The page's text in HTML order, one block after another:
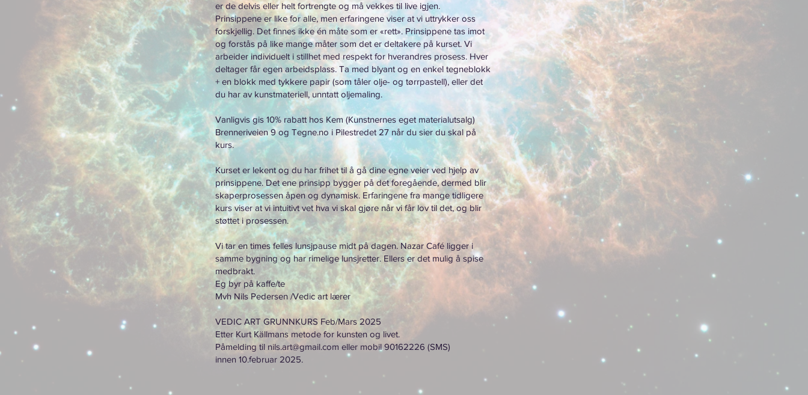
er de delvis eller helt fortrengte og må vekkes til live igjen.
Prinsippene er like for alle, men erfaringene viser at vi uttrykker oss
forskjellig. Det finnes ikke én måte som er «rett». Prinsippene tas imot
og forstås på like mange måter som det er deltakere på kurset. Vi
arbeider individuelt i stillhet med respekt for hverandres prosess. Hver
deltager får egen arbeidsplass. Ta med blyant og en enkel tegneblokk
+ en blokk med tykkere papir (som tåler olje- og tørrpastell), eller det
du har av kunstmateriell, unntatt oljemaling.
Vanligvis gis 10% rabatt hos Kem (Kunstnernes eget materialutsalg)
Brenneriveien 9 og Tegne.no i Pilestredet 27 når du sier du skal på
kurs.
Kurset er lekent og du har frihet til å gå dine egne veier ved hjelp av
prinsippene. Det ene prinsipp bygger på det foregående, dermed blir
skaperprosessen åpen og dynamisk. Erfaringene fra mange tidligere
kurs viser at vi intuitivt vet hva vi skal gjøre når vi får lov til det, og blir
støttet i prosessen.
Vi tar en times felles lunsjpause midt på dagen. Nazar Café ligger i
samme bygning og har rimelige lunsjretter. Ellers er det mulig å spise
medbrakt.
Eg byr på kaffe/te
Mvh Nils Pedersen /Vedic art lærer
VEDIC ART GRUNNKURS Feb/Mars 2025
Etter Kurt Källmans metode for kunsten og livet.
Påmelding til nils.art@gmail.com eller mobil 90162226 (SMS)
innen 10.februar 2025.